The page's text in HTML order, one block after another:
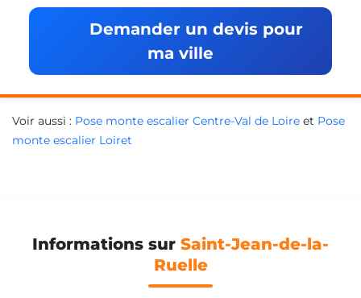
Demander un devis pour
ma ville
Voir aussi : Pose monte escalier Centre-Val de Loire et Pose
monte escalier Loiret
Informations sur Saint-Jean-de-la-
Ruelle